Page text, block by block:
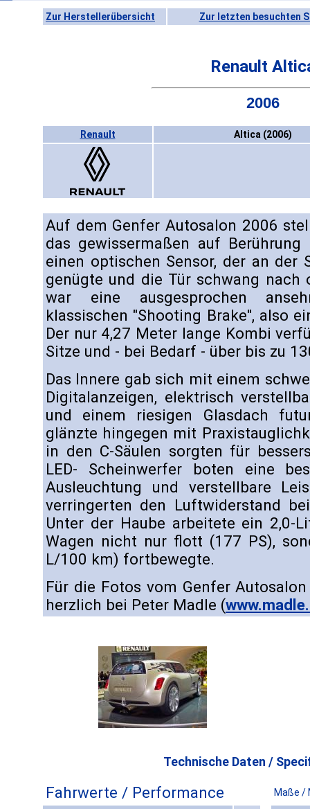
Zur Herstellerübersicht Zur letzten besuchten
Renault
2006
Renault Altica (2006)
Auf dem Genfer Autosalon 2006
das gewissermaßen auf
einen optischen Sensor, der an der
genügte und die Tür schwang nach
war eine ausgesprochen
klassischen "Shooting Brake", also
Der nur 4,27 Meter lange Kombi
Sitze und - bei Bedarf - über bis zu
Das Innere gab sich mit einem
Digitalanzeigen, elektrisch
und einem riesigen Glasdach
glänzte hingegen mit
in den C-Säulen sorgten für
LED- Scheinwerfer boten eine
Ausleuchtung und verstellbare
verringerten den Luftwiderstand
Unter der Haube arbeitete ein 2,0-
Wagen nicht nur flott (177 PS),
L/100 km) fortbewegte.
Für die Fotos vom Genfer
herzlich bei Peter Madle (
Technische Daten /
Fahrwerte / Performance Maße /